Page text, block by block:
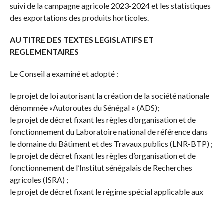
suivi de la campagne agricole 2023-2024 et les statistiques
des exportations des produits horticoles.
AU TITRE DES TEXTES LEGISLATIFS ET
REGLEMENTAIRES
Le Conseil a examiné et adopté :
le projet de loi autorisant la création de la société nationale
dénommée «Autoroutes du Sénégal » (ADS);
le projet de décret fixant les règles d’organisation et de
fonctionnement du Laboratoire national de référence dans
le domaine du Bâtiment et des Travaux publics (LNR-BTP) ;
le projet de décret fixant les règles d’organisation et de
fonctionnement de l’Institut sénégalais de Recherches
agricoles (ISRA) ;
le projet de décret fixant le régime spécial applicable aux